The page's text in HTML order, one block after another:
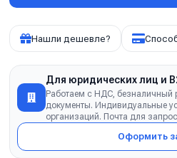
Нашли дешевле?
Для юридических лиц и
Работаем с НДС, безналичный
документы. Индивидуальные
организаций. Почта для
Оформить